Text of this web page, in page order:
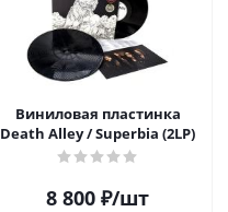
Виниловая пластинка
Death Alley / Superbia (2LP)
8 800 ₽/шт